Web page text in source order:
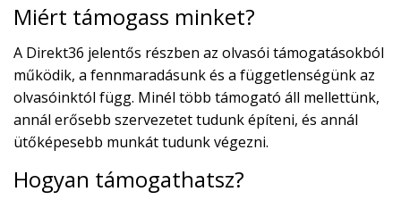
Miért támogass minket?
A Direkt36 jelentős részben az olvasói támogatásokból
működik, a fennmaradásunk és a függetlenségünk az
olvasóinktól függ. Minél több támogató áll mellettünk,
annál erősebb szervezetet tudunk építeni, és annál
ütőképesebb munkát tudunk végezni.
Hogyan támogathatsz?